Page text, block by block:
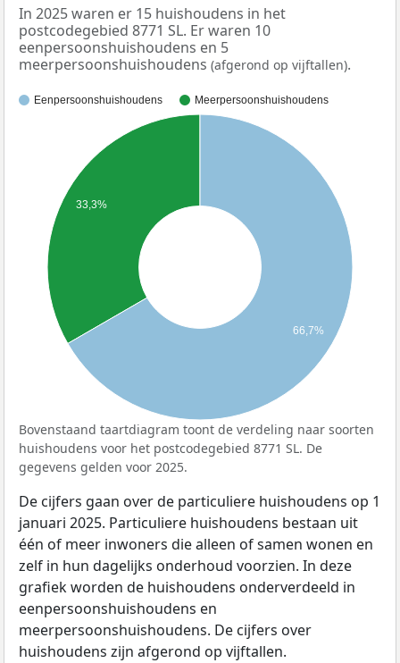
In 2025 waren er 15 huishoudens in het
postcodegebied 8771 SL. Er waren 10
eenpersoonshuishoudens en 5
meerpersoonshuishoudens (afgerond op vijftallen).
Eenpersoonshuishoudens Meerpersoonshuishoudens
33,3%
66,7%
Bovenstaand taartdiagram toont de verdeling naar soorten
huishoudens voor het postcodegebied 8771 SL. De
gegevens gelden voor 2025.
De cijfers gaan over de particuliere huishoudens op 1
januari 2025. Particuliere huishoudens bestaan uit
één of meer inwoners die alleen of samen wonen en
zelf in hun dagelijks onderhoud voorzien. In deze
grafiek worden de huishoudens onderverdeeld in
eenpersoonshuishoudens en
meerpersoonshuishoudens. De cijfers over
huishoudens zijn afgerond op vijftallen.